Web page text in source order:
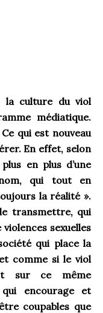
la culture du viol
médiatique.
qui est nouveau
En effet, selon
en plus d’une
qui tout en
la réalité ».
transmettre, qui
sexuelles
qui place la
comme si le viol
sur ce même
qui encourage et
coupables que